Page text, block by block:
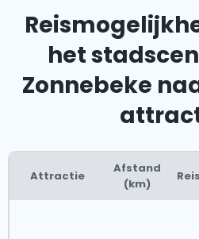
het
Zonnebeke
Attractie
Afstand
(km)